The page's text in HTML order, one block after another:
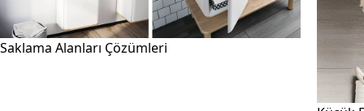
Saklama Alanları Çözümleri